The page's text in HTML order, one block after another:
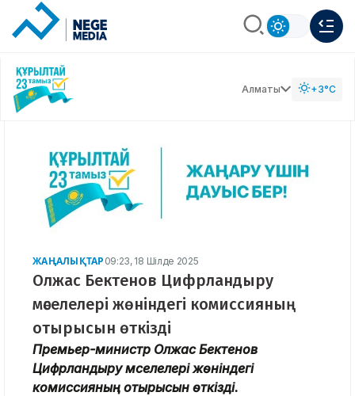
Алматы +3°C
ЖАҢАЛЫҚТАР 09:23, 18 Шілде 2025
Олжас Бектенов Цифрландыру
мәселелері жөніндегі комиссияның
отырысын өткізді
Премьер-министр Олжас Бектенов
Цифрландыру мәселелері жөніндегі
комиссияның отырысын өткізді.